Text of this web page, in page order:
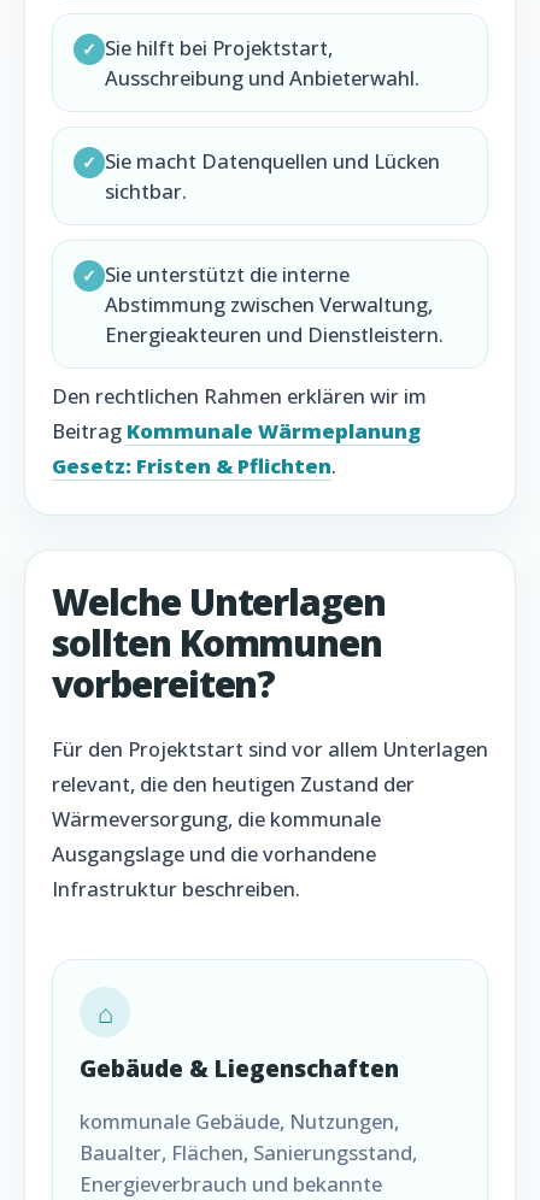
✓ Sie hilft bei Projektstart,
Ausschreibung und Anbieterwahl.
✓ Sie macht Datenquellen und Lücken
sichtbar.
✓ Sie unterstützt die interne
Abstimmung zwischen Verwaltung,
Energieakteuren und Dienstleistern.
Den rechtlichen Rahmen erklären wir im
Beitrag Kommunale Wärmeplanung
Gesetz: Fristen & Pflichten.
Welche Unterlagen
sollten Kommunen
vorbereiten?
Für den Projektstart sind vor allem Unterlagen
relevant, die den heutigen Zustand der
Wärmeversorgung, die kommunale
Ausgangslage und die vorhandene
Infrastruktur beschreiben.
⌂
Gebäude & Liegenschaften
kommunale Gebäude, Nutzungen,
Baualter, Flächen, Sanierungsstand,
Energieverbrauch und bekannte